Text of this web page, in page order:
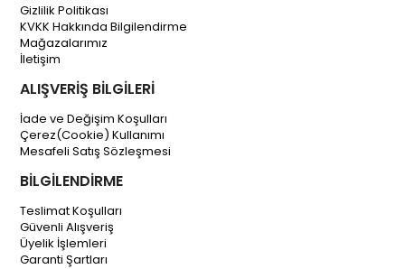
Gizlilik Politikası
KVKK Hakkında Bilgilendirme
Mağazalarımız
İletişim
ALIŞVERİŞ BİLGİLERİ
İade ve Değişim Koşulları
Çerez(Cookie) Kullanımı
Mesafeli Satış Sözleşmesi
BİLGİLENDİRME
Teslimat Koşulları
Güvenli Alışveriş
Üyelik İşlemleri
Garanti Şartları